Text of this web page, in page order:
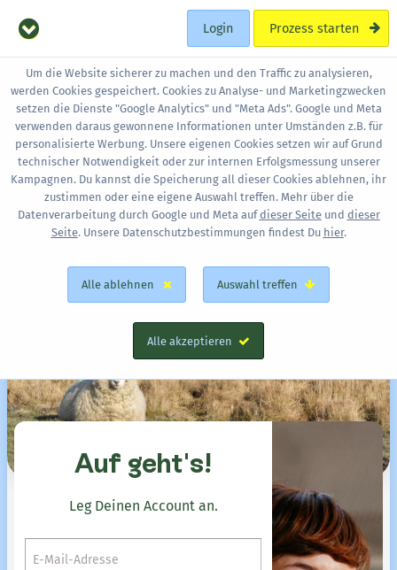
Login Prozess starten
Um die Website sicherer zu machen und den Traffic zu analysieren,
werden Cookies gespeichert. Cookies zu Analyse- und Marketingzwecken
setzen die Dienste "Google Analytics" und "Meta Ads". Google und Meta
verwenden daraus gewonnene Informationen unter Umständen z.B. für
personalisierte Werbung. Unsere eigenen Cookies setzen wir auf Grund
technischer Notwendigkeit oder zur internen Erfolgsmessung unserer
Kampagnen. Du kannst die Speicherung all dieser Cookies ablehnen, ihr
zustimmen oder eine eigene Auswahl treffen. Mehr über die
Datenverarbeitung durch Google und Meta aufdieser Seiteund dieser
Seite. Unsere Datenschutzbestimmungen findest Du hier.
Alle ablehnen Auswahl treffen
Alle akzeptieren
Arbeiten an der
Nordsee
Auf geht's!
Leg Deinen Account an.
E-Mail-Adresse